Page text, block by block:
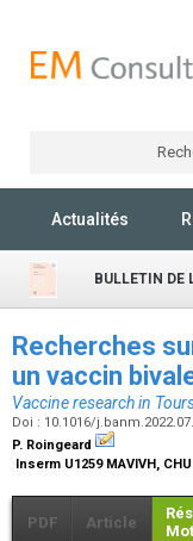
Actualités
BULLETIN DE
Recherches
un vaccin
Vaccine research in
Doi : 10.1016/
P. Roingeard
Inserm U1259 MAVIVH,
PDF Article